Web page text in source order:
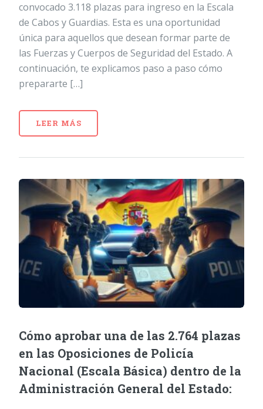
convocado 3.118 plazas para ingreso en la Escala
de Cabos y Guardias. Esta es una oportunidad
única para aquellos que desean formar parte de
las Fuerzas y Cuerpos de Seguridad del Estado. A
continuación, te explicamos paso a paso cómo
prepararte […]
LEER MÁS
Cómo aprobar una de las 2.764 plazas
en las Oposiciones de Policía
Nacional (Escala Básica) dentro de la
Administración General del Estado: